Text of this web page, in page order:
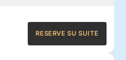
RESERVE SU SUITE